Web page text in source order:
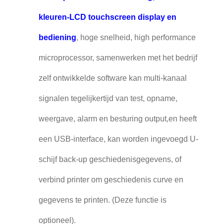
kleuren-LCD touchscreen display en
bediening, hoge snelheid, high performance
microprocessor, samenwerken met het bedrijf
zelf ontwikkelde software kan multi-kanaal
signalen tegelijkertijd van test, opname,
weergave, alarm en besturing output,en heeft
een USB-interface, kan worden ingevoegd U-
schijf back-up geschiedenisgegevens, of
verbind printer om geschiedenis curve en
gegevens te printen. (Deze functie is
optioneel).